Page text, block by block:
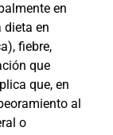
en
dieta en
fiebre,
que
que, en
al
o